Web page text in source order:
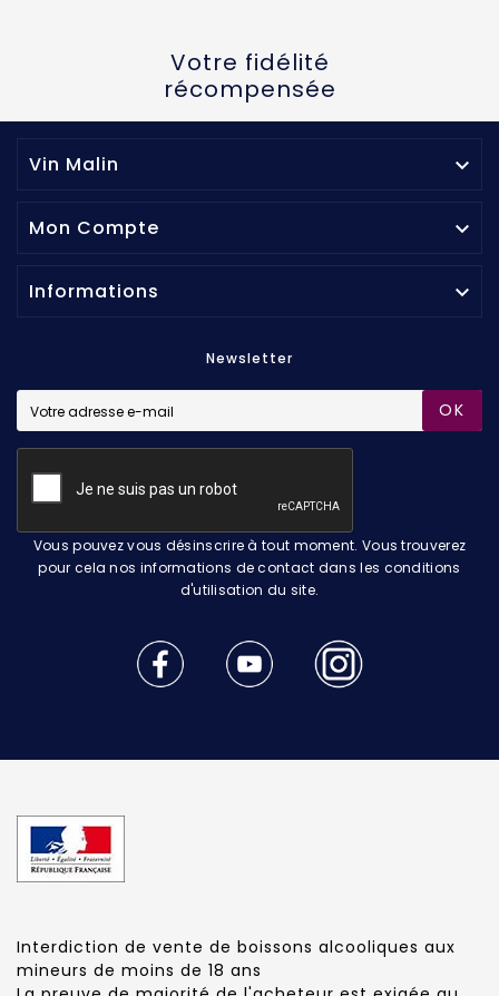
Votre fidélité
récompensée
Vin Malin 
Mon Compte 
Informations 
Newsletter
OK
Vous pouvez vous désinscrire à tout moment. Vous trouverez
pour cela nos informations de contact dans les conditions
d'utilisation du site.
Interdiction de vente de boissons alcooliques aux
mineurs de moins de 18 ans